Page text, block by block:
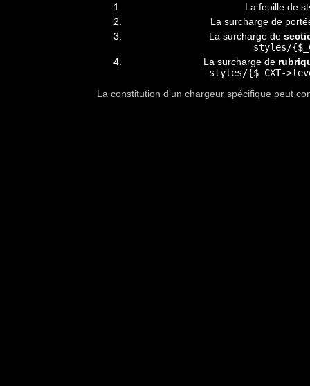
La feuille de
La surcharge de
La surcharge de
styles/
La surcharge de
styles/{$_CXT-
La constitution d'un chargeur spécifique peut